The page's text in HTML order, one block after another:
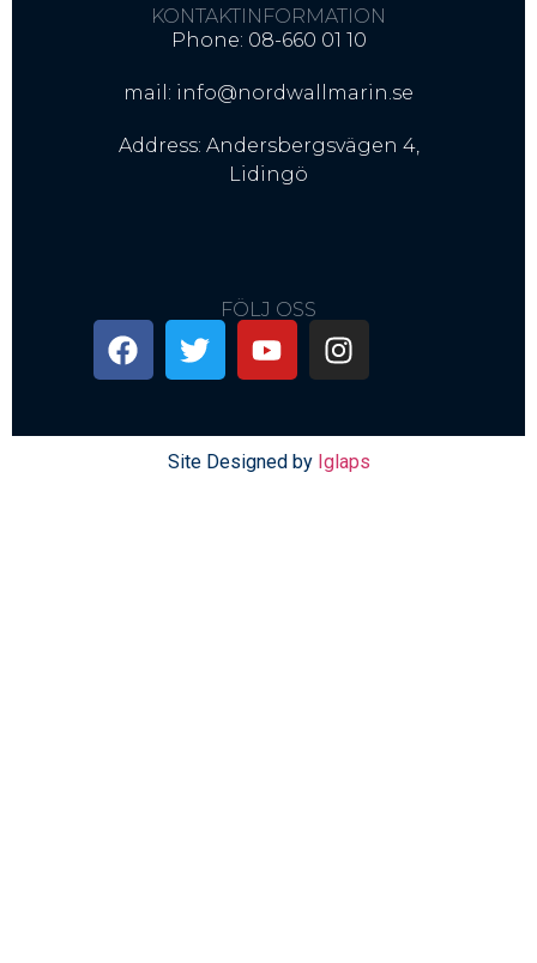
KONTAKTINFORMATION
Phone: 08-660 01 10
mail: info@nordwallmarin.se
Address: Andersbergsvägen 4,
Lidingö
FÖLJ OSS
Site Designed by Iglaps